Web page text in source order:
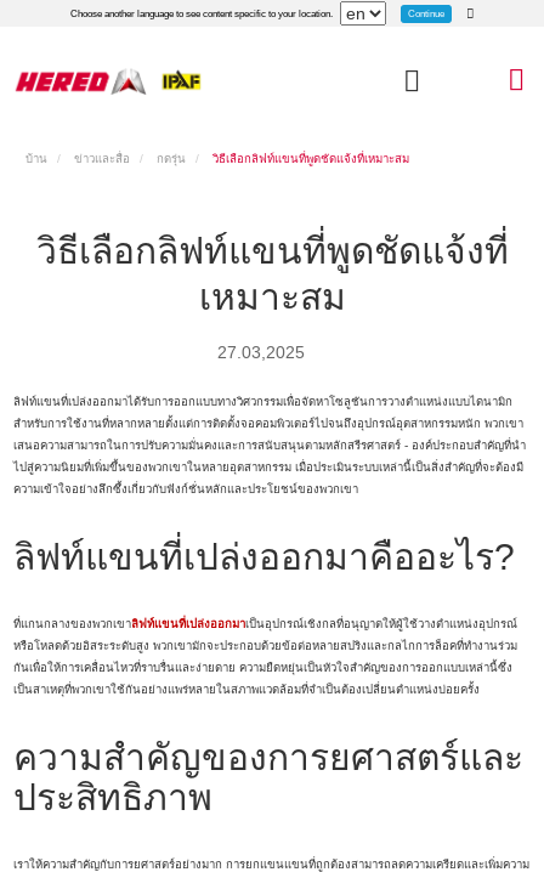
Choose another language to see content specific to your location. Continue
บ้าน ข่าวและสื่อ กดรุ่น วิธีเลือกลิฟท์แขนที่พูดชัดแจ้งที่เหมาะสม
วิธีเลือกลิฟท์แขนที่พูดชัดแจ้งที่
เหมาะสม
27.03,2025
ลิฟท์แขนที่เปล่งออกมาได้รับการออกแบบทางวิศวกรรมเพื่อจัดหาโซลูชันการวางตำแหน่งแบบไดนามิก
สำหรับการใช้งานที่หลากหลายตั้งแต่การติดตั้งจอคอมพิวเตอร์ไปจนถึงอุปกรณ์อุตสาหกรรมหนัก พวกเขา
เสนอความสามารถในการปรับความมั่นคงและการสนับสนุนตามหลักสรีรศาสตร์ - องค์ประกอบสำคัญที่นำ
ไปสู่ความนิยมที่เพิ่มขึ้นของพวกเขาในหลายอุตสาหกรรม เมื่อประเมินระบบเหล่านี้เป็นสิ่งสำคัญที่จะต้องมี
ความเข้าใจอย่างลึกซึ้งเกี่ยวกับฟังก์ชั่นหลักและประโยชน์ของพวกเขา
ลิฟท์แขนที่เปล่งออกมาคืออะไร?
ที่แกนกลางของพวกเขาลิฟท์แขนที่เปล่งออกมาเป็นอุปกรณ์เชิงกลที่อนุญาตให้ผู้ใช้วางตำแหน่งอุปกรณ์
หรือโหลดด้วยอิสระระดับสูง พวกเขามักจะประกอบด้วยข้อต่อหลายสปริงและกลไกการล็อคที่ทำงานร่วม
กันเพื่อให้การเคลื่อนไหวที่ราบรื่นและง่ายดาย ความยืดหยุ่นเป็นหัวใจสำคัญของการออกแบบเหล่านี้ซึ่ง
เป็นสาเหตุที่พวกเขาใช้กันอย่างแพร่หลายในสภาพแวดล้อมที่จำเป็นต้องเปลี่ยนตำแหน่งบ่อยครั้ง
ความสำคัญของการยศาสตร์และ
ประสิทธิภาพ
เราให้ความสำคัญกับการยศาสตร์อย่างมาก การยกแขนแขนที่ถูกต้องสามารถลดความเครียดและเพิ่มความ